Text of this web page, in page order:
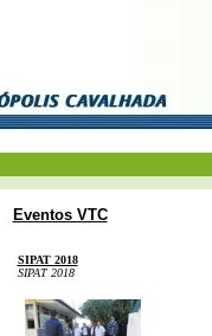
Eventos VTC
SIPAT 2018
SIPAT 2018